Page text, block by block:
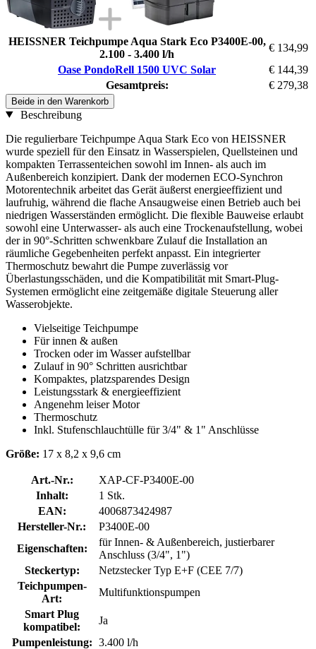
HEISSNER Teichpumpe Aqua Stark Eco P3400E-00,
2.100 - 3.400 l/h
€ 134,99
Oase PondoRell 1500 UVC Solar
€ 144,39
Gesamtpreis:
€ 279,38
Beide in den Warenkorb
Beschreibung
Die regulierbare Teichpumpe Aqua Stark Eco von HEISSNER
wurde speziell für den Einsatz in Wasserspielen, Quellsteinen und
kompakten Terrassenteichen sowohl im Innen- als auch im
Außenbereich konzipiert. Dank der modernen ECO-Synchron
Motorentechnik arbeitet das Gerät äußerst energieeffizient und
laufruhig, während die flache Ansaugweise einen Betrieb auch bei
niedrigen Wasserständen ermöglicht. Die flexible Bauweise erlaubt
sowohl eine Unterwasser- als auch eine Trockenaufstellung, wobei
der in 90°-Schritten schwenkbare Zulauf die Installation an
räumliche Gegebenheiten perfekt anpasst. Ein integrierter
Thermoschutz bewahrt die Pumpe zuverlässig vor
Überlastungsschäden, und die Kompatibilität mit Smart-Plug-
Systemen ermöglicht eine zeitgemäße digitale Steuerung aller
Wasserobjekte.
Vielseitige Teichpumpe
Für innen & außen
Trocken oder im Wasser aufstellbar
Zulauf in 90° Schritten ausrichtbar
Kompaktes, platzsparendes Design
Leistungsstark & energieeffizient
Angenehm leiser Motor
Thermoschutz
Inkl. Stufenschlauchtülle für 3/4" & 1" Anschlüsse
Größe: 17 x 8,2 x 9,6 cm
Art.-Nr.:
XAP-CF-P3400E-00
Inhalt:
1 Stk.
EAN:
4006873424987
Hersteller-Nr.:
P3400E-00
Eigenschaften:
für Innen- & Außenbereich, justierbarer
Anschluss (3/4", 1")
Steckertyp:
Netzstecker Typ E+F (CEE 7/7)
Teichpumpen-
Art:
Multifunktionspumpen
Smart Plug
kompatibel:
Ja
Pumpenleistung: 3.400 l/h